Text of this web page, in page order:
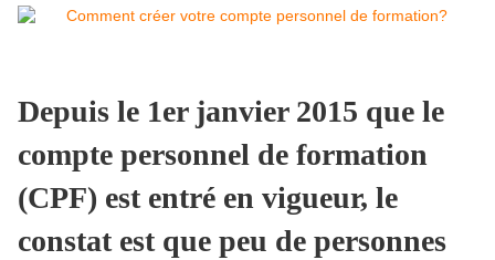
Depuis le 1er janvier 2015 que le
compte personnel de formation
(CPF) est entré en vigueur, le
constat est que peu de personnes